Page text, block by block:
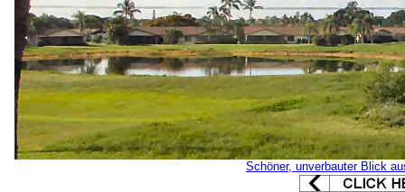
Schöner, unverbauter Blick